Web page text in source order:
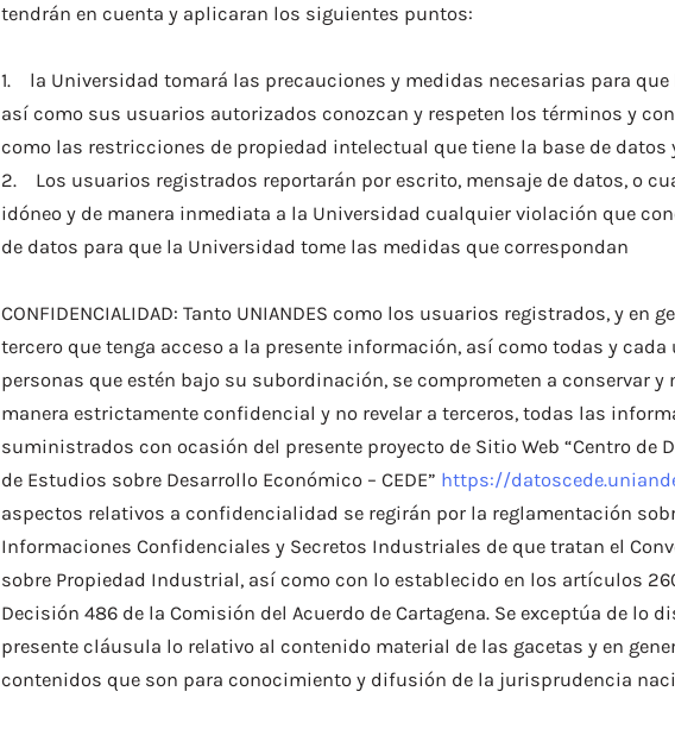
tendrán en cuenta y aplicaran los siguientes puntos:
1. la Universidad tomará las precauciones y medidas necesarias para que
así como sus usuarios autorizados conozcan y respeten los términos y
como las restricciones de propiedad intelectual que tiene la base de datos
2. Los usuarios registrados reportarán por escrito, mensaje de datos, o
idóneo y de manera inmediata a la Universidad cualquier violación que
de datos para que la Universidad tome las medidas que correspondan
CONFIDENCIALIDAD: Tanto UNIANDES como los usuarios registrados, y en
tercero que tenga acceso a la presente información, así como todas y cada
personas que estén bajo su subordinación, se comprometen a conservar y
manera estrictamente confidencial y no revelar a terceros, todas las
suministrados con ocasión del presente proyecto de Sitio Web “Centro de
de Estudios sobre Desarrollo Económico – CEDE” https://
aspectos relativos a confidencialidad se regirán por la reglamentación
Informaciones Confidenciales y Secretos Industriales de que tratan el
sobre Propiedad Industrial, así como con lo establecido en los artículos
Decisión 486 de la Comisión del Acuerdo de Cartagena. Se exceptúa de lo
presente cláusula lo relativo al contenido material de las gacetas y en
contenidos que son para conocimiento y difusión de la jurisprudencia